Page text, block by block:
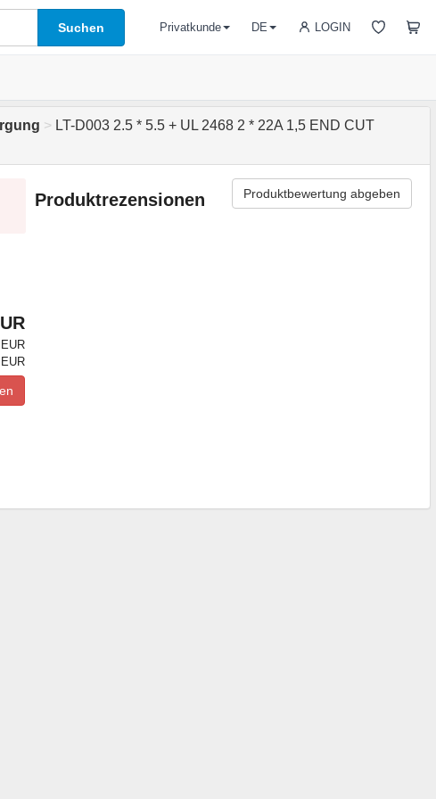
Suchen LOGIN
Privatkunde DE
> LT-D003 2.5 * 5.5 + UL 2468 2 * 22A 1,5 END CUT
Produktrezensionen Produktbewertung abgeben